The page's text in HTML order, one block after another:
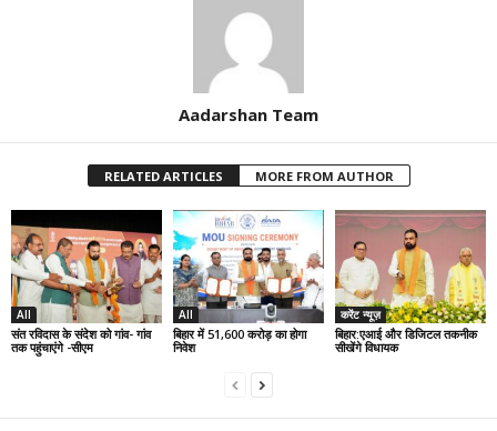
Aadarshan Team
RELATED ARTICLES MORE FROM AUTHOR
All
संत रविदास के संदेश को गांव- गांव
तक पहुंचाएंगे -सीएम
All
बिहार में 51,600 करोड़ का होगा
निवेश
करेंट न्यूज़
बिहार:एआई और डिजिटल तकनीक
सीखेंगे विधायक